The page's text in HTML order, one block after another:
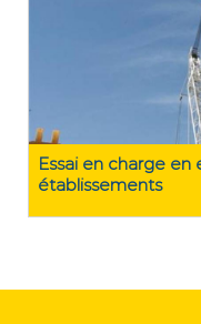
Essai en charge en
établissements